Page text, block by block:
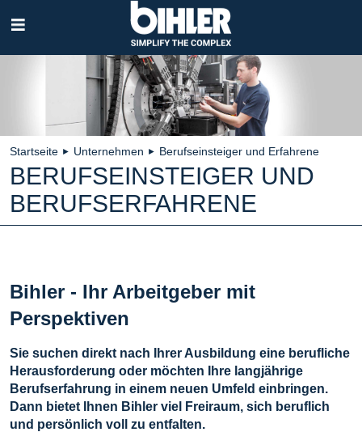
überspringen
Startseite ► Unternehmen ► Berufseinsteiger und Erfahrene
BERUFSEINSTEIGER UND
BERUFSERFAHRENE
Bihler - Ihr Arbeitgeber mit
Perspektiven
Sie suchen direkt nach Ihrer Ausbildung eine berufliche
Herausforderung oder möchten Ihre langjährige
Berufserfahrung in einem neuen Umfeld einbringen.
Dann bietet Ihnen Bihler viel Freiraum, sich beruflich
und persönlich voll zu entfalten.